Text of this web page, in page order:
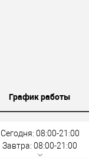
График работы
Сегодня: 08:00-21:00
Завтра: 08:00-21:00